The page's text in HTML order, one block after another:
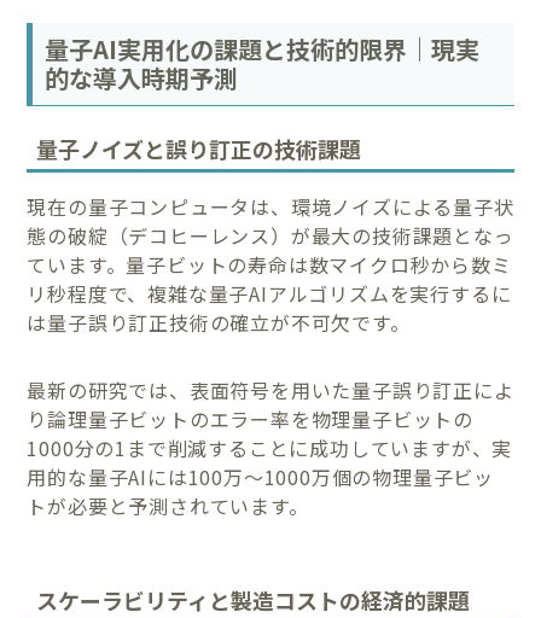
量子AI実用化の課題と技術的限界｜現実
的な導入時期予測
量子ノイズと誤り訂正の技術課題
現在の量子コンピュータは、環境ノイズによる量子状
態の破綻（デコヒーレンス）が最大の技術課題となっ
ています。量子ビットの寿命は数マイクロ秒から数ミ
リ秒程度で、複雑な量子AIアルゴリズムを実行するに
は量子誤り訂正技術の確立が不可欠です。
最新の研究では、表面符号を用いた量子誤り訂正によ
り論理量子ビットのエラー率を物理量子ビットの
1000分の1まで削減することに成功していますが、実
用的な量子AIには100万〜1000万個の物理量子ビッ
トが必要と予測されています。
スケーラビリティと製造コストの経済的課題